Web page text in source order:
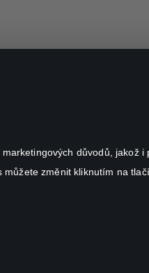
důvodů, jakož
změnit kliknutím na